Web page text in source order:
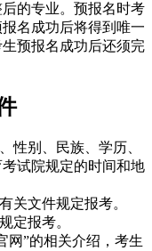
的专业。预报名时考
名成功后将得到唯一
预报名成功后还须完
性别、民族、学历、
试院规定的时间和地
关文件规定报考。
定报考。
网”的相关介绍，考生